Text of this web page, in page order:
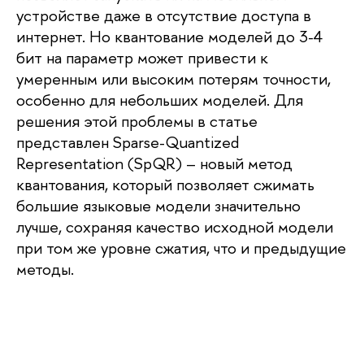
устройстве даже в отсутствие доступа в
интернет. Но квантование моделей до 3-4
бит на параметр может привести к
умеренным или высоким потерям точности,
особенно для небольших моделей. Для
решения этой проблемы в статье
представлен Sparse-Quantized
Representation (SpQR) – новый метод
квантования, который позволяет сжимать
большие языковые модели значительно
лучше, сохраняя качество исходной модели
при том же уровне сжатия, что и предыдущие
методы.